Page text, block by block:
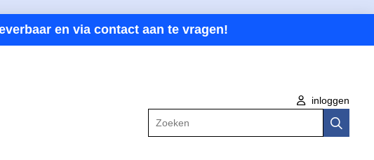
en via contact aan te vragen!
inloggen